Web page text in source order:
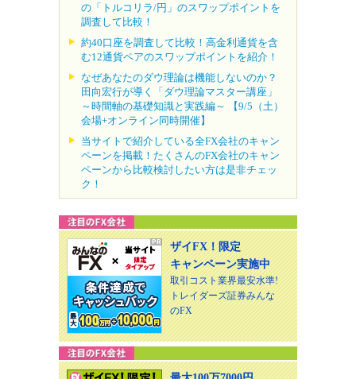
の「トルコリラ/円」のスワップポイントを
調査して比較！
約40口座を調査して比較！高金利通貨を含
む12通貨ペアのスワップポイントを紹介！
なぜあなたのダウ理論は機能しないのか？
田向宏行が導く「ダウ理論マスター講座」
～時間軸の基礎知識と実践編～ 【9/5（土）
会場+オンライン同時開催】
当サイトで紹介している全FX会社のキャン
ペーンを掲載！たくさんのFX会社のキャン
ペーンから比較検討したい方は是非チェッ
ク！
ザイFX！限定
キャンペーン実施中
取引コスト業界最安水準!
トレイダーズ証券みんな
のFX